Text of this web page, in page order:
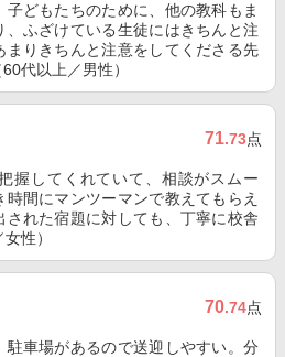
どもたちのために、他の教科もま
、ふざけている生徒にはきちんと注
りきちんと注意をしてくださる先
代以上／男性）
71.73点
握してくれていて、相談がスムー
間にマンツーマンで教えてもらえ
された宿題に対しても、丁寧に校舎
性）
70.74点
駐車場があるので送迎しやすい。分